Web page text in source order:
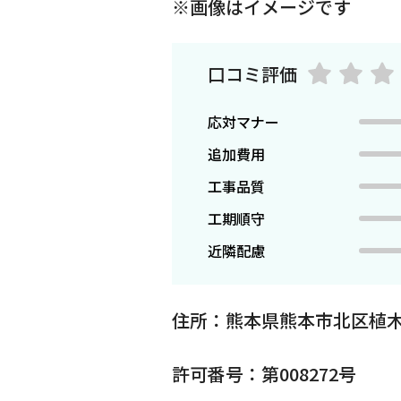
※画像はイメージです
口コミ評価
応対マナー
追加費用
工事品質
工期順守
近隣配慮
住所：熊本県熊本市北区植
許可番号：第008272号